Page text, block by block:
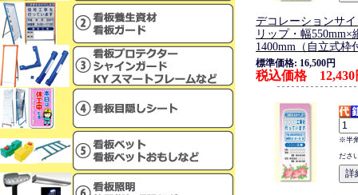
デコレーションサ
リップ・幅550mm×
1400mm（自立式枠
標準価格: 16,500円
税込価格 12,430
※半
ださ